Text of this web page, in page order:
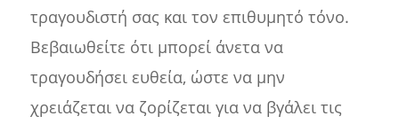
τραγουδιστή σας και τον επιθυμητό τόνο.
Βεβαιωθείτε ότι μπορεί άνετα να
τραγουδήσει ευθεία, ώστε να μην
χρειάζεται να ζορίζεται για να βγάλει τις